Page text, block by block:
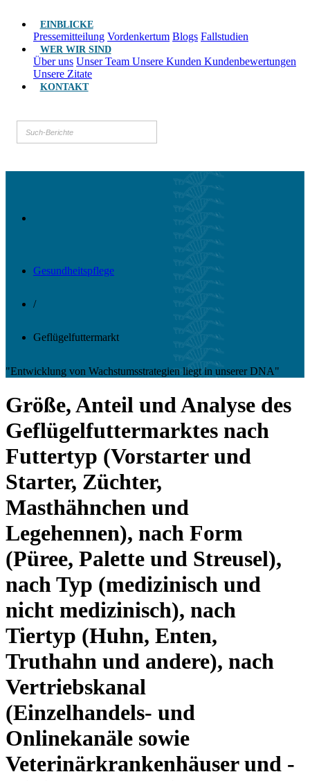
EINBLICKE
Pressemitteilung Vordenkertum Blogs Fallstudien
WER WIR SIND
Über uns Unser Team Unsere Kunden Kundenbewertungen
Unsere Zitate
KONTAKT
Gesundheitspflege
/
Geflügelfuttermarkt
"Entwicklung von Wachstumsstrategien liegt in unserer DNA"
Größe, Anteil und Analyse des
Geflügelfuttermarktes nach
Futtertyp (Vorstarter und
Starter, Züchter,
Masthähnchen und
Legehennen), nach Form
(Püree, Palette und Streusel),
nach Typ (medizinisch und
nicht medizinisch), nach
Tiertyp (Huhn, Enten,
Truthahn und andere), nach
Vertriebskanal
(Einzelhandels- und
Onlinekanäle sowie
Veterinärkrankenhäuser und -